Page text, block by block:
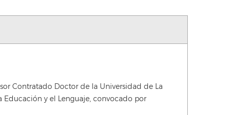
Contratado Doctor de la Universidad de La
Educación y el Lenguaje, convocado por